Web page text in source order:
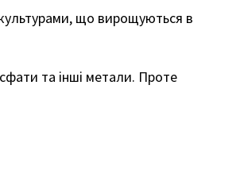
культурами, що вирощуються в
та інші метали. Проте